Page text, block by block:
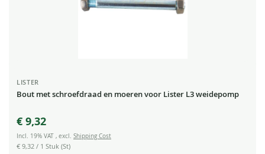
LISTER
Bout met schroefdraad en moeren voor Lister L3 weidepomp
€ 9,32
Incl. 19% VAT , excl. Shipping Cost
€ 9,32 / 1 Stuk (St)